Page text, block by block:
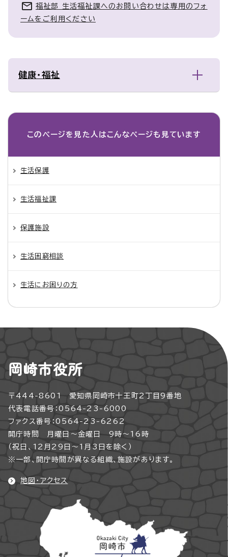
福祉部 生活福祉課へのお問い合わせは専用のフォ
ームをご利用ください
健康・福祉
このページを見た人は こんなページも見ています
生活保護
生活福祉課
保護施設
生活困窮相談
生活にお困りの方
岡崎市役所
〒444-8601 愛知県岡崎市十王町2丁目9番地
代表電話番号：0564-23-6000
ファクス番号：0564-23-6262
開庁時間 月曜日～金曜日 9時～16時
（祝日、12月29日～1月3日を除く）
※一部、開庁時間が異なる組織、施設があります。
地図・アクセス